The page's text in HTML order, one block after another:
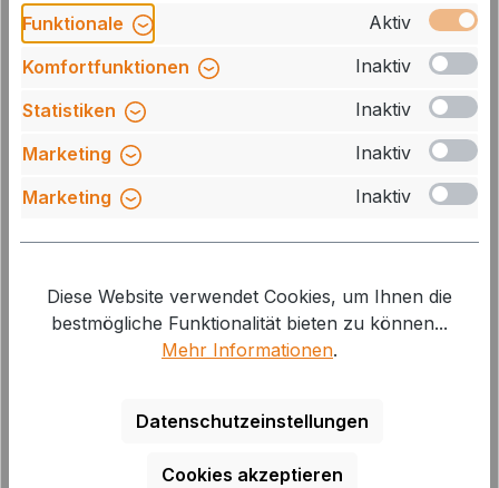
Stck
Artikelnummer:
Beschreibung
reduziert SchwitzwassMehr
Funktionale
Aktiv
Komfortfunktionen
Inaktiv
Statistiken
Inaktiv
Marketing
Inaktiv
Marketing
Inaktiv
Diese Website verwendet Cookies, um Ihnen die
bestmögliche Funktionalität bieten zu können...
Mehr Informationen.
Datenschutzeinstellungen
Cookies akzeptieren